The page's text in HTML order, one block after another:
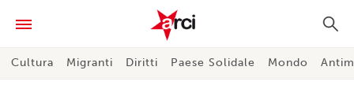
Cultura Migranti Diritti Paese Solidale Mondo